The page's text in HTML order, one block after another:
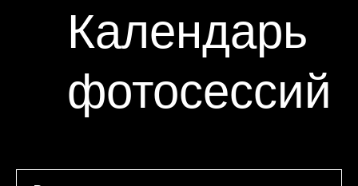
Календарь
фотосессий